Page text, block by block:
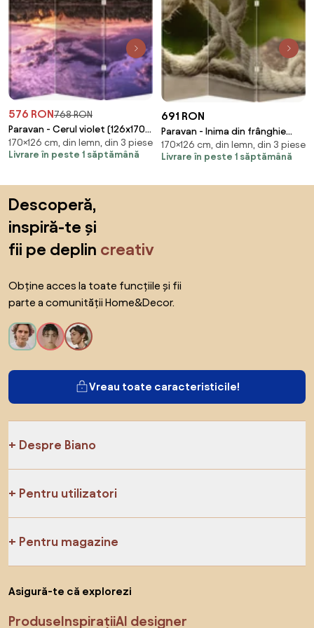
576 RON 768 RON
Paravan - Cerul violet (126x170
cm)
170×126 cm, din lemn, din 3 piese
Livrare în peste 1 săptămână
691 RON
Paravan - Inima din frânghie
(126x170 cm)
170×126 cm, din lemn, din 3 piese
Livrare în peste 1 săptămână
Descoperă,
inspiră-te și
fii pe deplin creativ
Obține acces la toate funcțiile și fii
parte a comunității Home&Decor.
Vreau toate caracteristicile!
Despre Biano
Pentru utilizatori
Pentru magazine
Asigură-te că explorezi
ProduseInspirațiiAI designer